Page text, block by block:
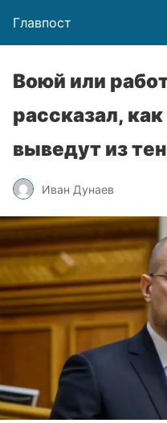
Главпост
Воюй или
рассказал,
выведут из
Иван Дунаев